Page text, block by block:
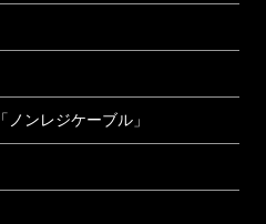
ンレジケーブル」